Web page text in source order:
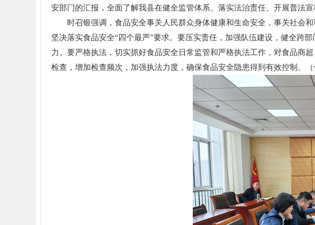
安部门的汇报，全面了解我县在健全监管体系、落实法治责任、开展普法
时召银强调，食品安全事关人民群众身体健康和生命安全，事关社会
坚决落实食品安全“四个最严”要求。要压实责任，加强队伍建设，健全跨
力。要严格执法，切实抓好食品安全日常监管和严格执法工作，对食品商
检查，增加检查频次，加强执法力度，确保食品安全隐患得到有效控制。（